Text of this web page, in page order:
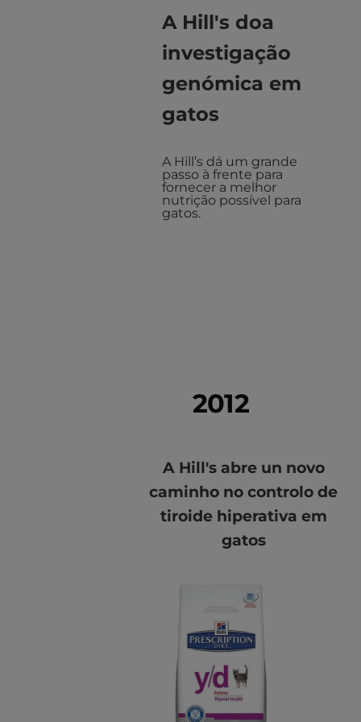
A Hill's doa
investigação
genómica em
gatos
A Hill’s dá um grande
passo à frente para
fornecer a melhor
nutrição possível para
gatos.
2012
A Hill's abre un novo
caminho no controlo de
tiroide hiperativa em
gatos